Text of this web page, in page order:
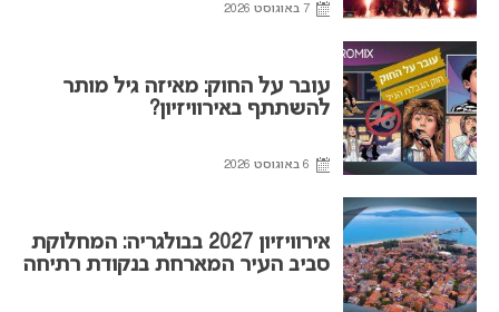
7 באוגוסט 2026
עובר על החוק: מאיזה גיל מותר
להשתתף באירוויזיון?
6 באוגוסט 2026
אירוויזיון 2027 בבולגריה: המחלוקת
סביב העיר המארחת בנקודת רתיחה